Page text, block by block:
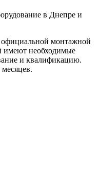
в Днепре и
монтажной
имеют необходимые
и квалификацию.
месяцев.